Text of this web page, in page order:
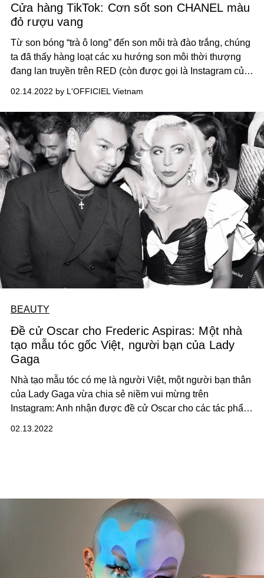
Cửa hàng TikTok: Cơn sốt son CHANEL màu
đỏ rượu vang
Từ son bóng “trà ô long” đến son môi trà đào trắng, chúng
ta đã thấy hàng loạt các xu hướng son môi thời thượng
đang lan truyền trên RED (còn được gọi là Instagram của
02.14.2022 by L'OFFICIEL Vietnam
BEAUTY
Đề cử Oscar cho Frederic Aspiras: Một nhà
tạo mẫu tóc gốc Việt, người bạn của Lady
Gaga
Nhà tạo mẫu tóc có mẹ là người Việt, một người bạn thân
của Lady Gaga vừa chia sẻ niềm vui mừng trên
Instagram: Anh nhận được đề cử Oscar cho các tác phẩm
02.13.2022